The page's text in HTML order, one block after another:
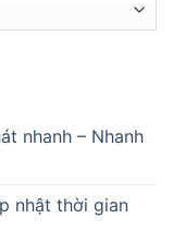
nhanh – Nhanh
nhật thời gian